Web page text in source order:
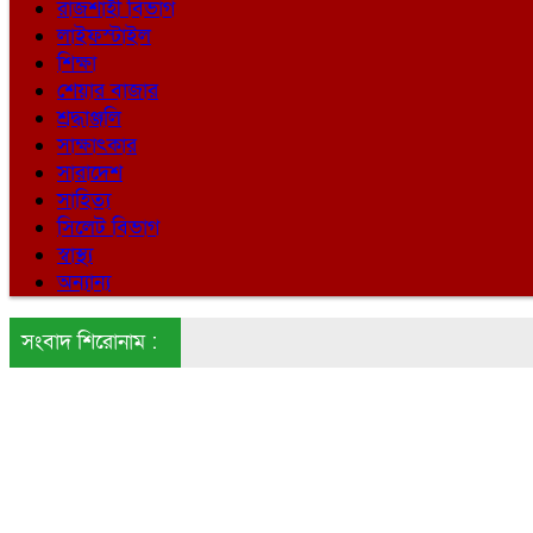
রাজশাহী বিভাগ
লাইফস্টাইল
শিক্ষা
শেয়ার বাজার
শ্রদ্ধাঞ্জলি
সাক্ষাৎকার
সারাদেশ
সাহিত্য
সিলেট বিভাগ
স্বাস্থ্য
অন্যান্য
সংবাদ শিরোনাম :